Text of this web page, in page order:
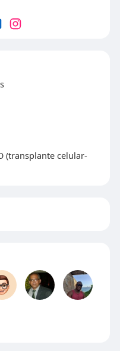
(transplante celular-